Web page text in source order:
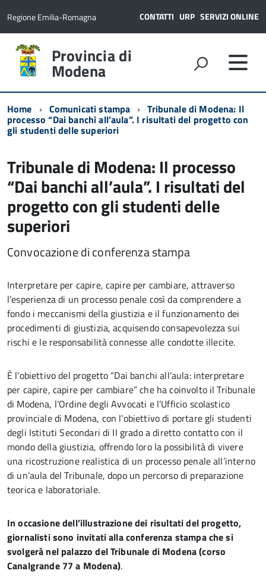
Regione Emilia-Romagna CONTATTI URP SERVIZI ONLINE
Provincia di
Modena
Home Comunicati stampa Tribunale di Modena: Il
processo “Dai banchi all’aula”. I risultati del progetto con
gli studenti delle superiori
Tribunale di Modena: Il processo
“Dai banchi all’aula”. I risultati del
progetto con gli studenti delle
superiori
Convocazione di conferenza stampa
Interpretare per capire, capire per cambiare, attraverso
l’esperienza di un processo penale così da comprendere a
fondo i meccanismi della giustizia e il funzionamento dei
procedimenti di giustizia, acquisendo consapevolezza sui
rischi e le responsabilità connesse alle condotte illecite.
È l’obiettivo del progetto “Dai banchi all’aula: interpretare
per capire, capire per cambiare” che ha coinvolto il Tribunale
di Modena, l’Ordine degli Avvocati e l’Ufficio scolastico
provinciale di Modena, con l’obiettivo di portare gli studenti
degli Istituti Secondari di II grado a diretto contatto con il
mondo della giustizia, offrendo loro la possibilità di vivere
una ricostruzione realistica di un processo penale all’interno
di un’aula del Tribunale, dopo un percorso di preparazione
teorica e laboratoriale.
In occasione dell’illustrazione dei risultati del progetto,
giornalisti sono invitati alla conferenza stampa che si
svolgerà nel palazzo del Tribunale di Modena (corso
Canalgrande 77 a Modena).